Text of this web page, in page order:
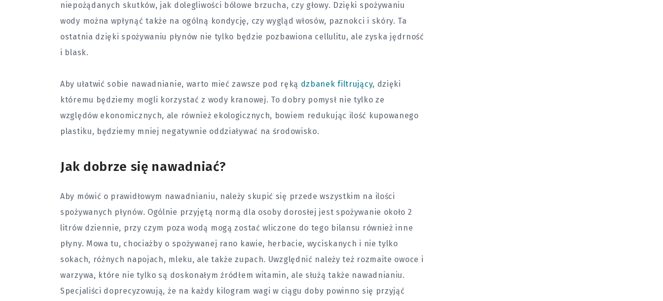
niepożądanych skutków, jak dolegliwości bólowe brzucha, czy głowy. Dzięki spożywaniu
wody można wpłynąć także na ogólną kondycję, czy wygląd włosów, paznokci i skóry. Ta
ostatnia dzięki spożywaniu płynów nie tylko będzie pozbawiona cellulitu, ale zyska jędrność
i blask.
Aby ułatwić sobie nawadnianie, warto mieć zawsze pod ręką dzbanek filtrujący, dzięki
któremu będziemy mogli korzystać z wody kranowej. To dobry pomysł nie tylko ze
względów ekonomicznych, ale również ekologicznych, bowiem redukując ilość kupowanego
plastiku, będziemy mniej negatywnie oddziaływać na środowisko.
Jak dobrze się nawadniać?
Aby mówić o prawidłowym nawadnianiu, należy skupić się przede wszystkim na ilości
spożywanych płynów. Ogólnie przyjętą normą dla osoby dorosłej jest spożywanie około 2
litrów dziennie, przy czym poza wodą mogą zostać wliczone do tego bilansu również inne
płyny. Mowa tu, chociażby o spożywanej rano kawie, herbacie, wyciskanych i nie tylko
sokach, różnych napojach, mleku, ale także zupach. Uwzględnić należy też rozmaite owoce i
warzywa, które nie tylko są doskonałym źródłem witamin, ale służą także nawadnianiu.
Specjaliści doprecyzowują, że na każdy kilogram wagi w ciągu doby powinno się przyjąć